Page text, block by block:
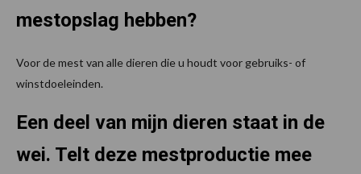
mestopslag hebben?
Voor de mest van alle dieren die u houdt voor gebruiks- of
winstdoeleinden.
Een deel van mijn dieren staat in de
wei. Telt deze mestproductie mee